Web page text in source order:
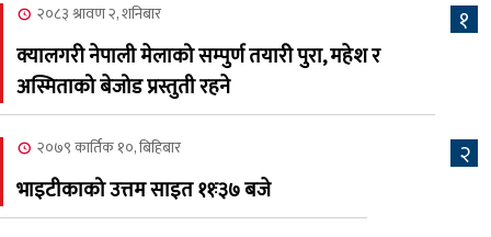
२०८३ श्रावण ६, बुधबार
कामना खबर पत्रिका
७ क्यालगरी नेपाली मेला
१
२०८३ श्रावण २, शनिबार
क्यालगरी नेपाली मेलाको सम्पुर्ण तयारी पुरा, महेश र
अस्मिताको बेजोड प्रस्तुती रहने
२
२०७९ कार्तिक १०, बिहिबार
भाइटीकाको उत्तम साइत ११ः३७ बजे